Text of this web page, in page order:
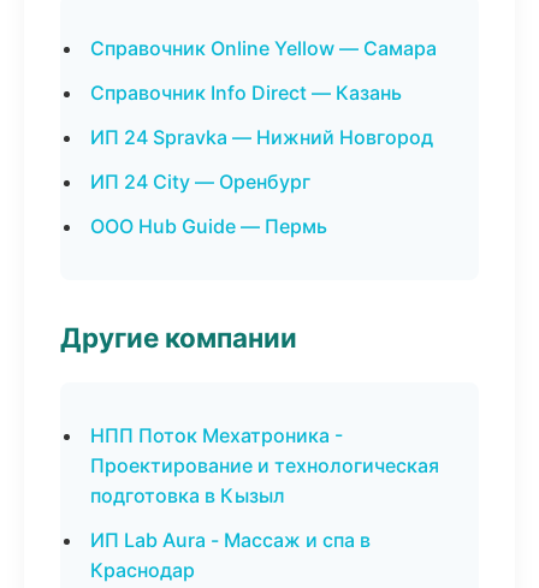
Справочник Online Yellow — Самара
Справочник Info Direct — Казань
ИП 24 Spravka — Нижний Новгород
ИП 24 City — Оренбург
ООО Hub Guide — Пермь
Другие компании
НПП Поток Мехатроника -
Проектирование и технологическая
подготовка в Кызыл
ИП Lab Aura - Массаж и спа в
Краснодар